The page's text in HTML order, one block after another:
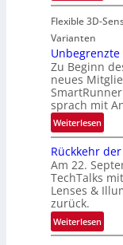
R
a
u
m
f
a
h
r
t
t
e
c
h
n
P
a
t
n
e
r
s
c
h
a
f
t
i
Flexible 3D-
Varianten
Zu Beginn
neues
sprach mit
Weiterlesen:
U
n
b
e
g
r
e
Rückkehr
Am 22.
TechTalks
Lenses &
zurück.
Weiterlesen:
R